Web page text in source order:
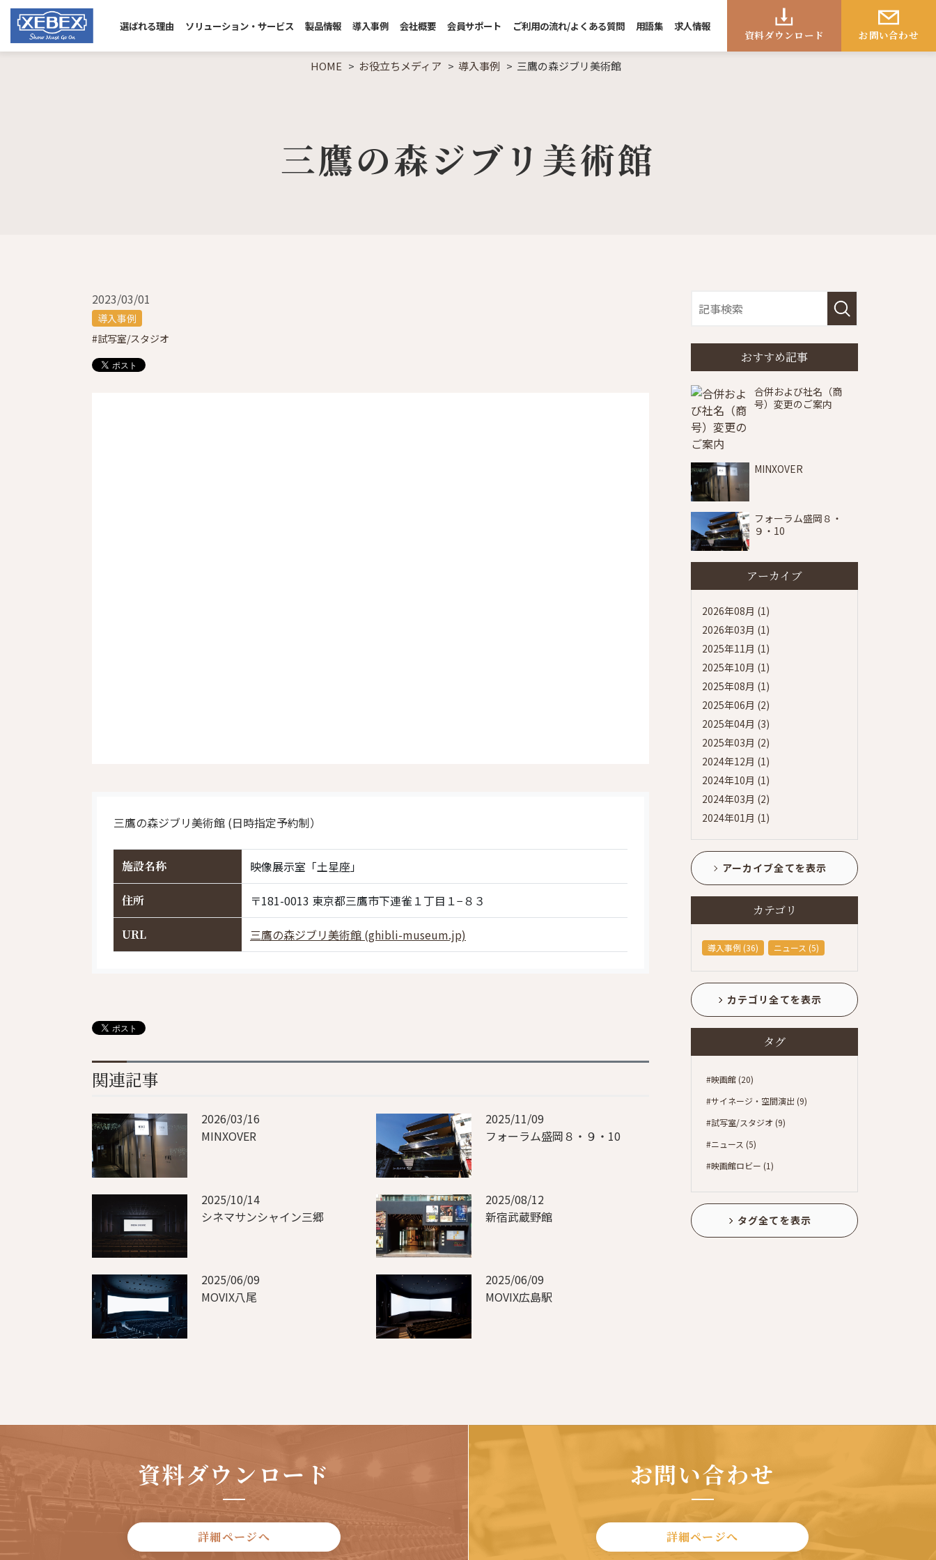
選ばれる理由 ソリューション・サービス 製品情報 導入事例 会社概要 会員サポート ご利用の流れ/よくある質問 用語集 求人情報
お問い合わせ
資料ダウンロード
HOME お役立ちメディア 導入事例 三鷹の森ジブリ美術館
三鷹の森ジブリ美術館
2023/03/01
導入事例
#試写室/スタジオ
三鷹の森ジブリ美術館 (日時指定予約制）
施設名称 映像展示室「土星座」
住所 〒181-0013 東京都三鷹市下連雀１丁目１−８３
URL 三鷹の森ジブリ美術館 (ghibli-museum.jp)
関連記事
2026/03/16
MINXOVER
2025/11/09
フォーラム盛岡８・９・10
2025/10/14
シネマサンシャイン三郷
2025/08/12
新宿武蔵野館
2025/06/09
MOVIX八尾
2025/06/09
MOVIX広島駅
おすすめ記事
合併および社名（商
号）変更のご案内
MINXOVER
フォーラム盛岡８・
９・10
アーカイブ
2026年08月 (1)
2026年03月 (1)
2025年11月 (1)
2025年10月 (1)
2025年08月 (1)
2025年06月 (2)
2025年04月 (3)
2025年03月 (2)
2024年12月 (1)
2024年10月 (1)
2024年03月 (2)
2024年01月 (1)
アーカイブ全てを表示
カテゴリ
導入事例 (36) ニュース (5)
カテゴリ全てを表示
タグ
#映画館 (20)
#サイネージ・空間演出 (9)
#試写室/スタジオ (9)
#ニュース (5)
#映画館ロビー (1)
タグ全てを表示
資料ダウンロード
詳細ページへ
お問い合わせ
詳細ページへ